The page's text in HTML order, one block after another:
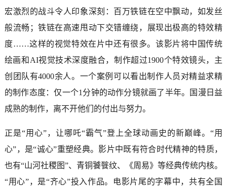
宏激烈的战斗令人印象深刻：百万铁链在空中飘动，如发丝
般流畅；铁链在高速甩动下交错缠绕，展现出极高的特效精
度……这样的视觉特效在片中还有很多。该影片将中国传统
绘画和AI视觉技术深度融合，制作超过1900个特效镜头，主
创团队有4000余人。一个案例可以看出制作人员对精益求精
的制作态度：仅一个1分钟的动作分镜就画了半年。国漫日益
成熟的制作，离不开他们的付出与努力。
正是“用心”，让哪吒“霸气”登上全球动画史的新巅峰。“用
心”，是“诚心”重塑经典。影片中既有符合时代精神的特质，
也有“山河社稷图”、青铜饕餮纹、《周易》等经典传统内核。
“用心”，是“齐心”投入作品。电影片尾的字幕中，共有全国